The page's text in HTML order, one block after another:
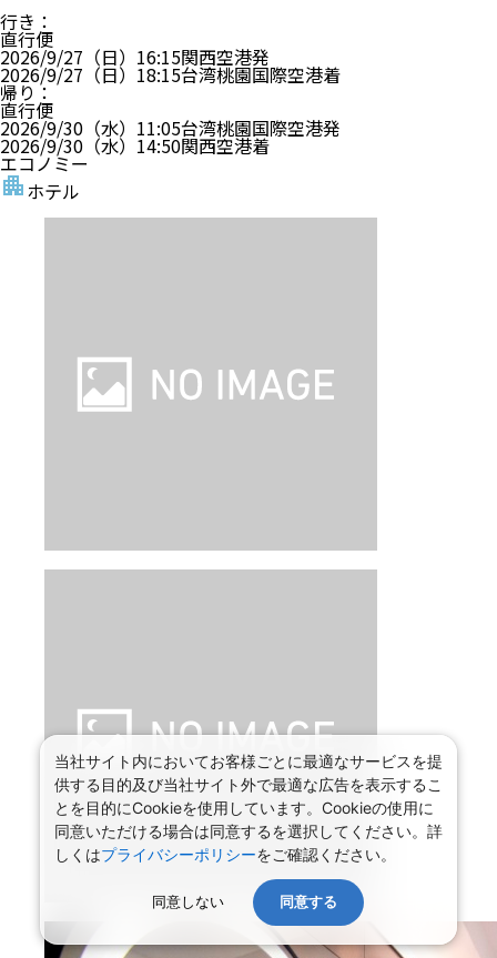
行き ：
直行便
2026/9/27（日） 16:15関西空港発
2026/9/27（日） 18:15台湾桃園国際空港着
帰り ：
直行便
2026/9/30（水） 11:05台湾桃園国際空港発
2026/9/30（水） 14:50関西空港着
エコノミー
ホテル
当社サイト内においてお客様ごとに最適なサービスを提
供する目的及び当社サイト外で最適な広告を表示するこ
とを目的にCookieを使用しています。Cookieの使用に
同意いただける場合は同意するを選択してください。詳
しくはプライバシーポリシーをご確認ください。
同意しない 同意する